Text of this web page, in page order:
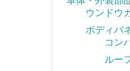
ウンドウ
ボディパ
コン
ルー